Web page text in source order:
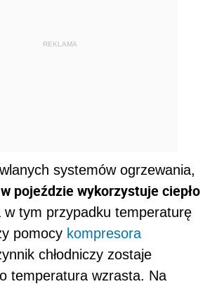
REKLAMA
systemów ogrzewania,
pojeździe wykorzystuje ciepło
w tym przypadku temperaturę
pomocy kompresora
chłodniczy zostaje
temperatura wzrasta. Na